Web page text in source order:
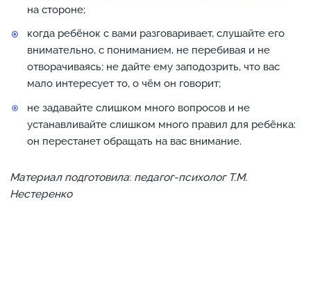
на стороне;
когда ребёнок с вами разговаривает, слушайте его
внимательно, с пониманием, не перебивая и не
отворачиваясь; не дайте ему заподозрить, что вас
мало интересует то, о чём он говорит;
не задавайте слишком много вопросов и не
устанавливайте слишком много правил для ребёнка:
он перестанет обращать на вас внимание.
Материал подготовила: педагог-психолог Т.М.
Нестеренко